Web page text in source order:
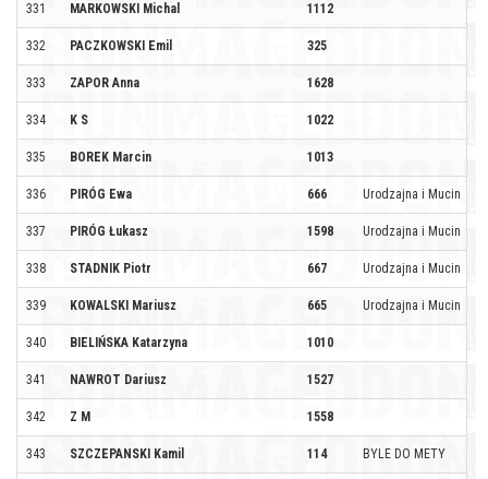
331 MARKOWSKI Michal 1112
332 PACZKOWSKI Emil 325
333 ZAPOR Anna 1628
334 K S 1022
335 BOREK Marcin 1013
336 PIRÓG Ewa 666 Urodzajna i Mucin
337 PIRÓG Łukasz 1598 Urodzajna i Mucin
338 STADNIK Piotr 667 Urodzajna i Mucin
339 KOWALSKI Mariusz 665 Urodzajna i Mucin
340 BIELIŃSKA Katarzyna 1010
341 NAWROT Dariusz 1527
342 Z M 1558
343 SZCZEPANSKI Kamil 114 BYLE DO METY